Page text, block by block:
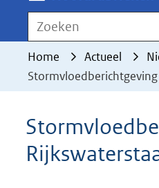
toegestaan
geweigerd.
Zoeken
Home Actueel